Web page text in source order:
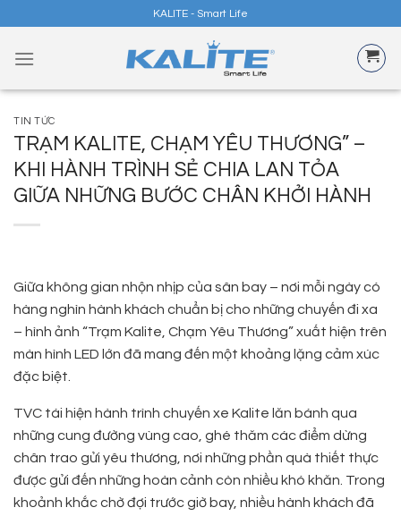
content
KALITE - Smart Life
TIN TỨC
TRẠM KALITE, CHẠM YÊU THƯƠNG” –
KHI HÀNH TRÌNH SẺ CHIA LAN TỎA
GIỮA NHỮNG BƯỚC CHÂN KHỞI HÀNH
Giữa không gian nhộn nhịp của sân bay – nơi mỗi ngày có
hàng nghìn hành khách chuẩn bị cho những chuyến đi xa
– hình ảnh “Trạm Kalite, Chạm Yêu Thương” xuất hiện trên
màn hình LED lớn đã mang đến một khoảng lặng cảm xúc
đặc biệt.
TVC tái hiện hành trình chuyến xe Kalite lăn bánh qua
những cung đường vùng cao, ghé thăm các điểm dừng
chân trao gửi yêu thương, nơi những phần quà thiết thực
được gửi đến những hoàn cảnh còn nhiều khó khăn. Trong
khoảnh khắc chờ đợi trước giờ bay, nhiều hành khách đã